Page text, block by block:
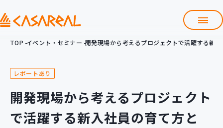
会社情報
サービス
プロダクト開発支援
クラウド導入支援 Git導入支援
TOP イベント・セミナー 開発現場から考えるプロジェクトで活躍する新
レポートあり
開発現場から考えるプロジェクト
で活躍する新入社員の育て方と